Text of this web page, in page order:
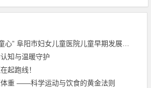
市妇女儿童医院儿童早期发展中心亲子开放日活动圆满落幕！
知与温暖守护
起跑线！
重 ——科学运动与饮食的黄金法则